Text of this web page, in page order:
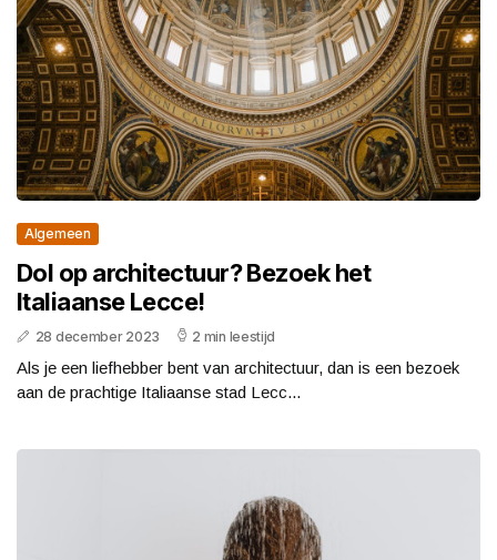
Algemeen
Dol op architectuur? Bezoek het
Italiaanse Lecce!
28 december 2023 2 min leestijd
Als je een liefhebber bent van architectuur, dan is een bezoek
aan de prachtige Italiaanse stad Lecc...